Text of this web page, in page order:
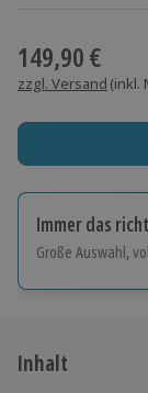
149,90 €
zzgl. Versand (inkl.
Immer das
Große Auswahl,
Jeder
Inhalt